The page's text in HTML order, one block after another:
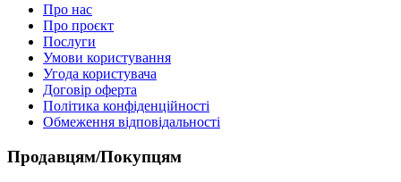
Про нас
Про проєкт
Послуги
Умови користування
Угода користувача
Договір оферта
Політика конфіденційності
Обмеження відповідальності
Продавцям/Покупцям